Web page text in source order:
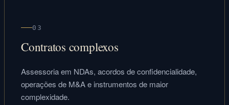
03
Contratos complexos
Assessoria em NDAs, acordos de confidencialidade,
operações de M&A e instrumentos de maior
complexidade.